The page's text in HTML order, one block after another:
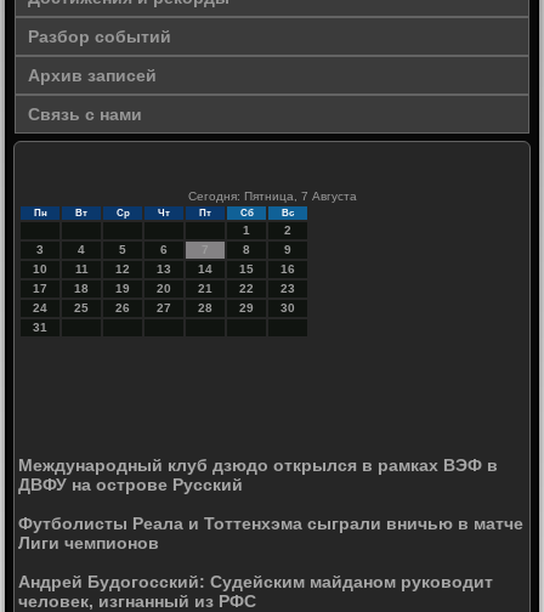
Разбор событий
Архив записей
Связь с нами
Сегодня: Пятница, 7 Августа
Пн Вт Ср Чт Пт Сб Вс
1
2
3
4 5 6 7 8
9
10
11 12 13 14 15
16
17
18 19 20 21 22
23
24
25 26 27 28 29
30
31
Международный клуб дзюдо открылся в рамках ВЭФ в
ДВФУ на острове Русский
Футболисты Реала и Тоттенхэма сыграли вничью в матче
Лиги чемпионов
Андрей Будогосский: Судейским майданом руководит
человек, изгнанный из РФС